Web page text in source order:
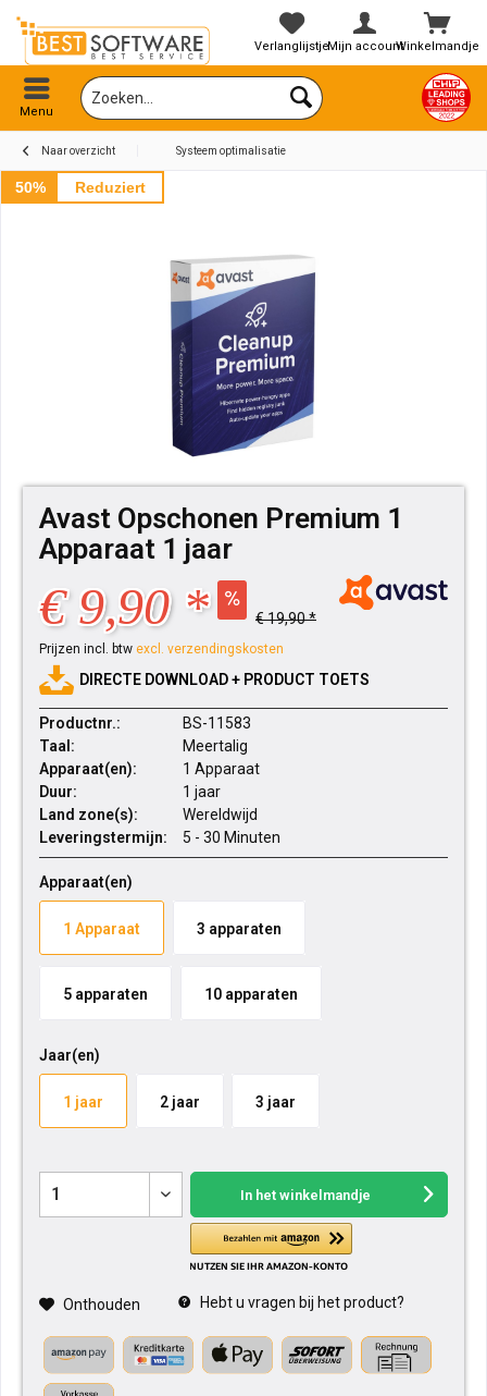
Winkelmandje
VerlanglijstjeMijn account
Menu
Naar overzicht Systeem optimalisatie
50% Reduziert
Avast Opschonen Premium 1
Apparaat 1 jaar
€ 9,90 * € 19,90 *
Prijzen incl. btw excl. verzendingskosten
DIRECTE DOWNLOAD + PRODUCT TOETS
Productnr.:
BS-11583
Taal:
Meertalig
Apparaat(en):
1 Apparaat
Duur:
1 jaar
Land zone(s):
Wereldwijd
Leveringstermijn:
5 - 30 Minuten
Apparaat(en)
1 Apparaat 3 apparaten
5 apparaten 10 apparaten
Jaar(en)
1 jaar 2 jaar 3 jaar
In het winkelmandje
Onthouden Hebt u vragen bij het product?